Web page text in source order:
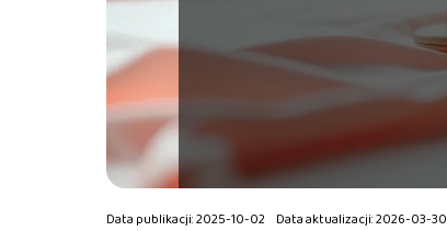
Data publikacji: 2025-10-02 Data aktualizacji: 2026-03-30